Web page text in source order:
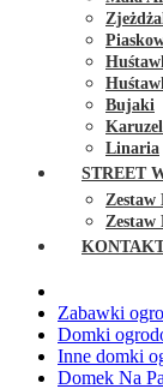
Bujaki
Linaria
STREET
Zestaw
Zabawki
Domki
Inne domki
Domek Na